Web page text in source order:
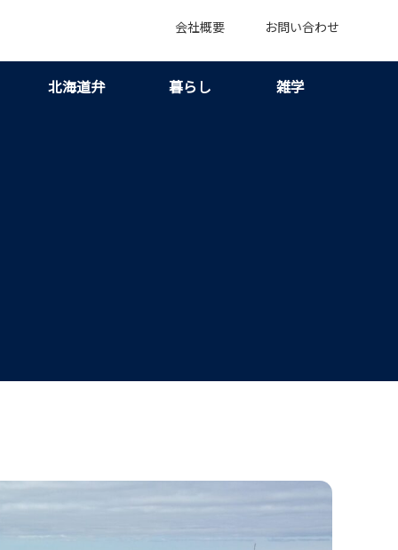
会社概要 お問い合わせ
北海道弁 暮らし 雑学
安心の移動手段・観光・グルメ完全ナビ